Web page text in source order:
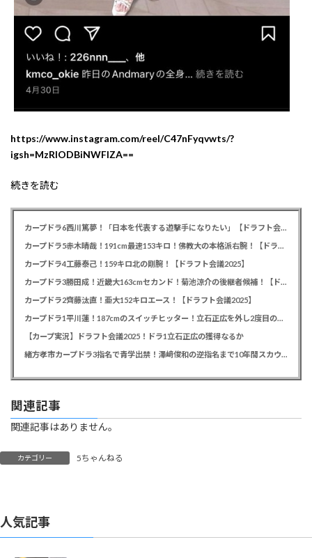
https://www.instagram.com/reel/C47nFyqvwts/?
igsh=MzRlODBiNWFlZA==
続きを読む
カープドラ6西川篤夢！「日本を代表する遊撃手になりたい」【ドラフト会議2025】
カープドラ5赤木晴哉！191cm最速153キロ！佛教大の本格派右腕！【ドラフト会議2025】
カープドラ4工藤泰己！159キロ北の剛腕！【ドラフト会議2025】
カープドラ3勝田成！近畿大163cmセカンド！菊池涼介の後継者候補！【ドラフト会議2025】
カープドラ2齊藤汰直！亜大152キロエース！【ドラフト会議2025】
カープドラ1平川蓮！187cmのスイッチヒッター！立石正広を外し2度目の重複も新井監督がクジを引き当てる！【ドラフト会議2025】
【カープ実況】ドラフト会議2025！ドラ1立石正広の獲得なるか
緒方孝市カープドラ3指名で青学出禁！澤﨑俊和の逆指名まで10年間スカウト出禁
関連記事
関連記事はありません。
カテゴリー 5ちゃんねる
人気記事